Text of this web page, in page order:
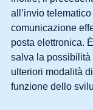
all’invio
comunicazione
posta elettronica.
salva la
ulteriori modalità
funzione dello